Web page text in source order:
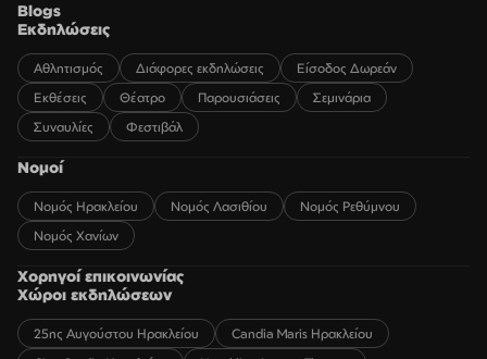
Blogs
Εκδηλώσεις
Αθλητισμός Διάφορες εκδηλώσεις
Είσοδος Δωρεάν
Εκθέσεις
Θέατρο Παρουσιάσεις
Σεμινάρια
Συναυλίες
Φεστιβάλ
Νομοί
Νομός Ηρακλείου Νομός Λασιθίου
Νομός Ρεθύμνου
Νομός Χανίων
Χορηγοί επικοινωνίας
Χώροι εκδηλώσεων
25ης Αυγούστου Ηρακλείου
Candia Maris Ηρακλείου